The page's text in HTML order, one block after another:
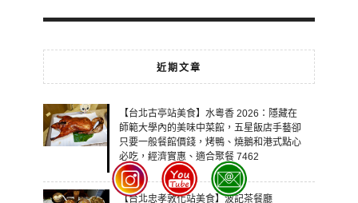
近期文章
【台北古亭站美食】水粵香 2026：隱藏在
師範大學內的美味中菜館，五星飯店手藝卻
只要一般餐館價錢，烤鴨、燒鵝和港式點心
必吃，經濟實惠、適合聚餐 7462
【台北忠孝敦化站美食】波記茶餐廳